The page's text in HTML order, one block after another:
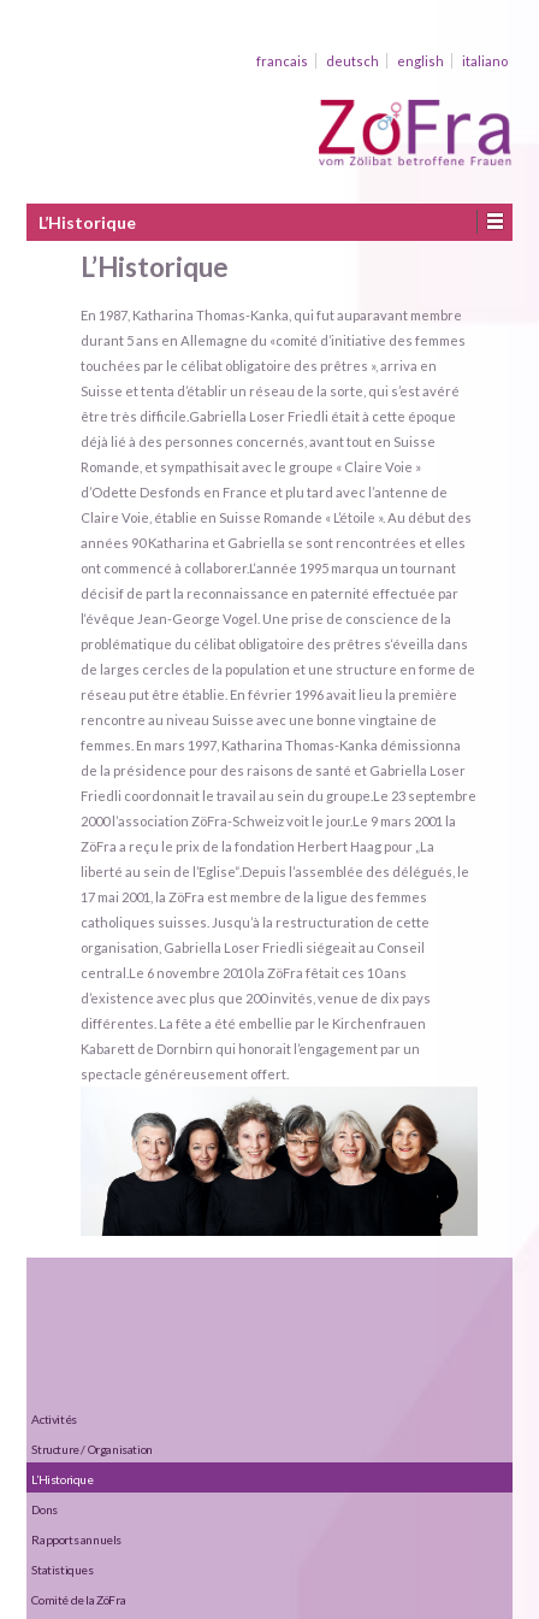
francais deutsch english italiano
L’Historique
L’Historique
En 1987, Katharina Thomas-Kanka, qui fut auparavant membre
durant 5 ans en Allemagne du «comité d’initiative des femmes
touchées par le célibat obligatoire des prêtres », arriva en
Suisse et tenta d’établir un réseau de la sorte, qui s’est avéré
être très difficile.Gabriella Loser Friedli était à cette époque
déjà lié à des personnes concernés, avant tout en Suisse
Romande, et sympathisait avec le groupe « Claire Voie »
d’Odette Desfonds en France et plu tard avec l’antenne de
Claire Voie, établie en Suisse Romande « L’étoile ». Au début des
années 90 Katharina et Gabriella se sont rencontrées et elles
ont commencé à collaborer.L‘année 1995 marqua un tournant
décisif de part la reconnaissance en paternité effectuée par
l‘évêque Jean-George Vogel. Une prise de conscience de la
problématique du célibat obligatoire des prêtres s‘éveilla dans
de larges cercles de la population et une structure en forme de
réseau put être établie. En février 1996 avait lieu la première
rencontre au niveau Suisse avec une bonne vingtaine de
femmes. En mars 1997, Katharina Thomas-Kanka démissionna
de la présidence pour des raisons de santé et Gabriella Loser
Friedli coordonnait le travail au sein du groupe.Le 23 septembre
2000 l’association ZöFra-Schweiz voit le jour.Le 9 mars 2001 la
ZöFra a reçu le prix de la fondation Herbert Haag pour „La
liberté au sein de l’Eglise“.Depuis l’assemblée des délégués, le
17 mai 2001, la ZöFra est membre de la ligue des femmes
catholiques suisses. Jusqu’à la restructuration de cette
organisation, Gabriella Loser Friedli siégeait au Conseil
central.Le 6 novembre 2010 la ZöFra fêtait ces 10 ans
d’existence avec plus que 200 invités, venue de dix pays
différentes. La fête a été embellie par le Kirchenfrauen
Kabarett de Dornbirn qui honorait l’engagement par un
spectacle généreusement offert.
Activités
Structure / Organisation
L’Historique
Dons
Rapports annuels
Statistiques
Comité de la ZöFra